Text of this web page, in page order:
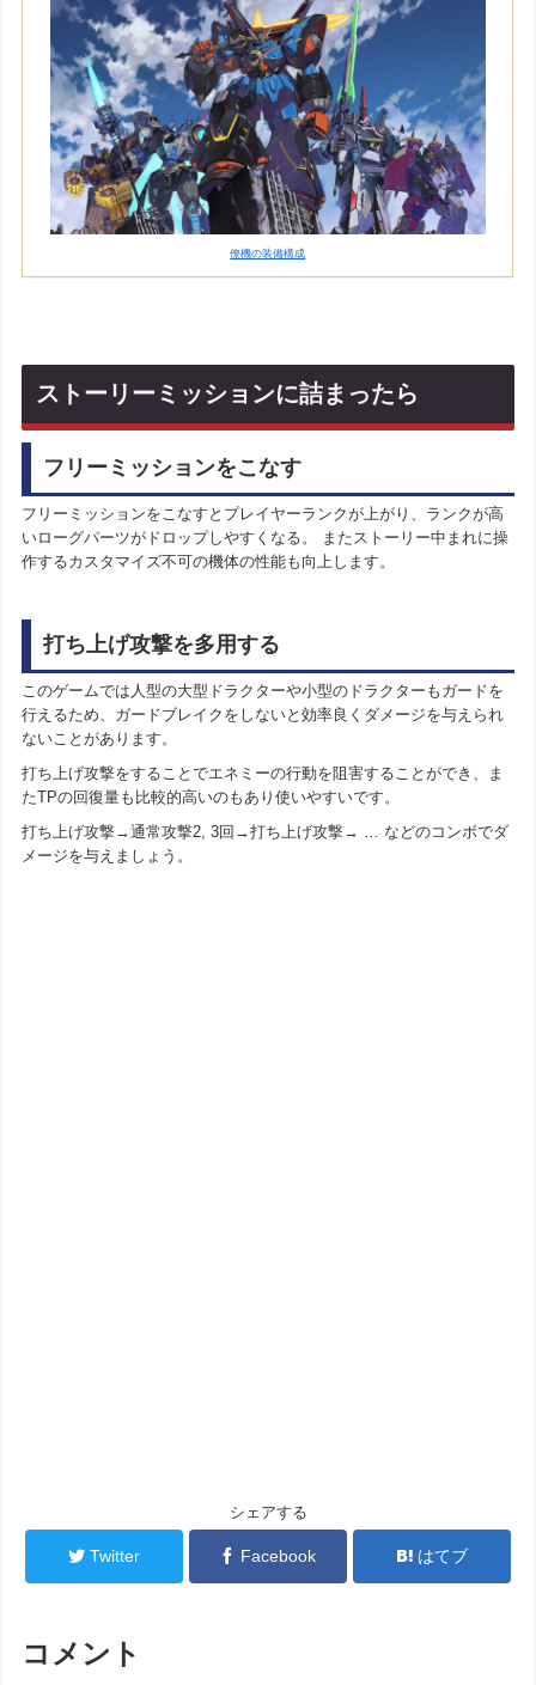
僚機の装備構成
ストーリーミッションに詰まったら
フリーミッションをこなす
フリーミッションをこなすとプレイヤーランクが上がり、ランクが高
いローグパーツがドロップしやすくなる。 またストーリー中まれに操
作するカスタマイズ不可の機体の性能も向上します。
打ち上げ攻撃を多用する
このゲームでは人型の大型ドラクターや小型のドラクターもガードを
行えるため、ガードブレイクをしないと効率良くダメージを与えられ
ないことがあります。
打ち上げ攻撃をすることでエネミーの行動を阻害することができ、ま
たTPの回復量も比較的高いのもあり使いやすいです。
打ち上げ攻撃→通常攻撃2, 3回→打ち上げ攻撃→ … などのコンボでダ
メージを与えましょう。
シェアする
Twitter Facebook はてブ
コメント